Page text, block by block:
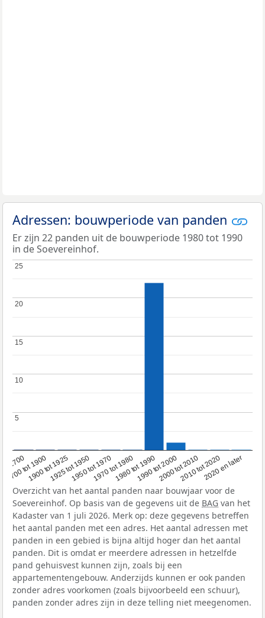
Adressen: bouwperiode van panden
Er zijn 22 panden uit de bouwperiode 1980 tot 1990
in de Soevereinhof.
1700
1700 tot 1900
1900 tot 19251925 tot 19501950 tot 19701970 tot 19801980 tot 19901990 tot 20002000 tot 20102010 tot 20202020 en later
5
5
10
10
15
15
20
20
25
25
Overzicht van het aantal panden naar bouwjaar voor de
Soevereinhof. Op basis van de gegevens uit de BAG van het
Kadaster van 1 juli 2026. Merk op: deze gegevens betreffen
het aantal panden met een adres. Het aantal adressen met
panden in een gebied is bijna altijd hoger dan het aantal
panden. Dit is omdat er meerdere adressen in hetzelfde
pand gehuisvest kunnen zijn, zoals bij een
appartementengebouw. Anderzijds kunnen er ook panden
zonder adres voorkomen (zoals bijvoorbeeld een schuur),
panden zonder adres zijn in deze telling niet meegenomen.